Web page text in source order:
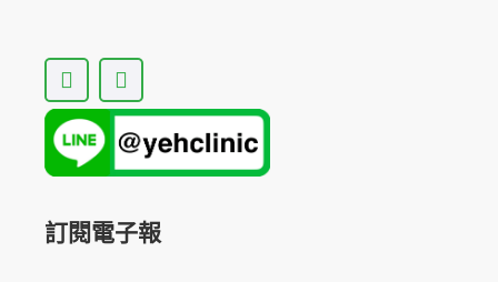
F
a
c
e
b
o
k
Y
o
u
t
u
b
訂閱電子報